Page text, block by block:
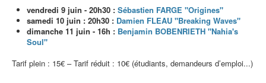
vendredi 9 juin - 20h30 : Sébastien FARGE "Origines"
samedi 10 juin : 20h30 : Damien FLEAU "Breaking Waves"
dimanche 11 juin - 16h : Benjamin BOBENRIETH "Nahia's
Soul"
Tarif plein : 15€ – Tarif réduit : 10€ (étudiants, demandeurs d’emploi...)